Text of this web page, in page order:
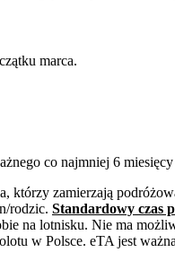
marca.
co najmniej 6
zamierzają
rodzic. Standardowy czas
na lotnisku. Nie ma
w Polsce. eTA jest